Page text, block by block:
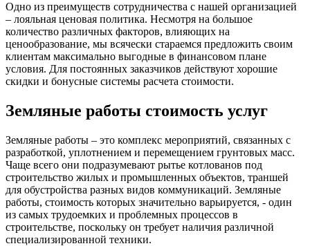
Одно из преимуществ сотрудничества с нашей организацией
– лояльная ценовая политика. Несмотря на большое
количество различных факторов, влияющих на
ценообразование, мы всячески стараемся предложить своим
клиентам максимально выгодные в финансовом плане
условия. Для постоянных заказчиков действуют хорошие
скидки и бонусные системы расчета стоимости.
Земляные работы стоимость услуг
Земляные работы – это комплекс мероприятий, связанных с
разработкой, уплотнением и перемещением грунтовых масс.
Чаще всего они подразумевают рытье котлованов под
строительство жилых и промышленных объектов, траншей
для обустройства разных видов коммуникаций. Земляные
работы, стоимость которых значительно варьируется, - один
из самых трудоемких и проблемных процессов в
строительстве, поскольку он требует наличия различной
специализированной техники.